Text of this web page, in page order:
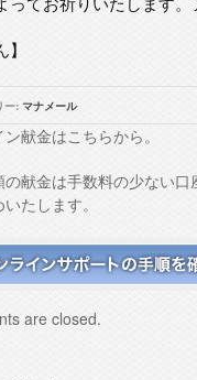
】
ー: マナメール
献金はこちらから。
の献金は手数料の少ない口
たします。
are closed.